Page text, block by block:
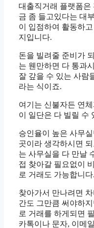
대출직거래 플랫폼은
금 좀 들고있다는 대
이 입점하여 활동하고
지입니다.
돈을 빌려줄 준비가
는 웬만하면 다 통과
잘 갚을 수 있는 사람
라는 식이죠.
여기는 신불자든 연
이 일단은 다 빌릴 수
승인율이 높은 사무
곳이라 생각하시면
는 사무실을 다 만날
접 찾아갈 필요없이
로 거래도 가능합니다.
찾아가서 만나려면 차
간도 그만큼 써야하
로 거래를 하게되면
카톡이나 문자, 이메